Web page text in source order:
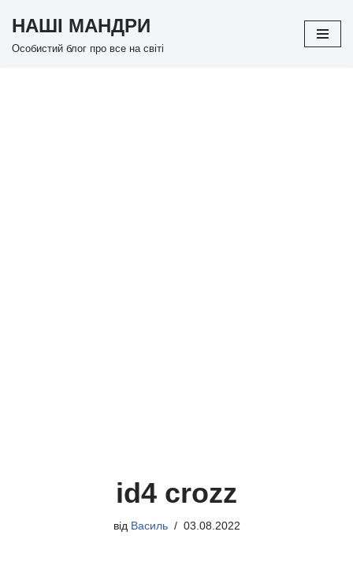
Перейти
НАШІ МАНДРИ
Особистий блог про все на світі
id4 crozz
від Василь 03.08.2022